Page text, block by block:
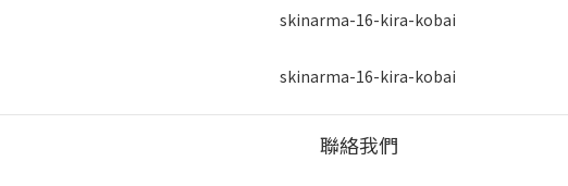
聯絡我們